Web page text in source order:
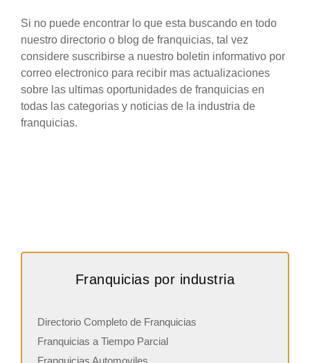
Si no puede encontrar lo que esta buscando en todo
nuestro directorio o blog de franquicias, tal vez
considere suscribirse a nuestro boletin informativo por
correo electronico para recibir mas actualizaciones
sobre las ultimas oportunidades de franquicias en
todas las categorias y noticias de la industria de
franquicias.
Franquicias por industria
Directorio Completo de Franquicias
Franquicias a Tiempo Parcial